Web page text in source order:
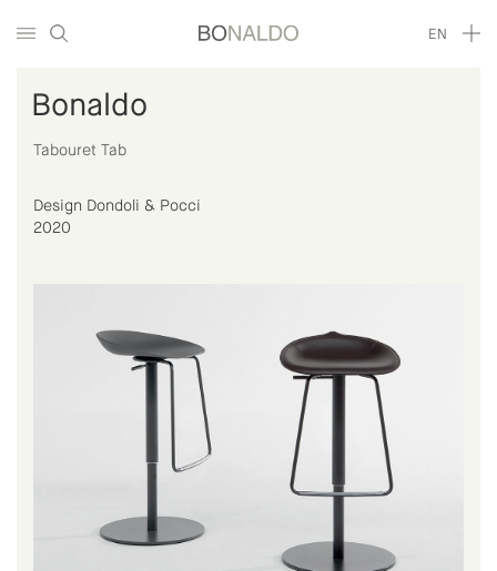
EN
Bonaldo
Tabouret Tab
Design Dondoli & Pocci
2020